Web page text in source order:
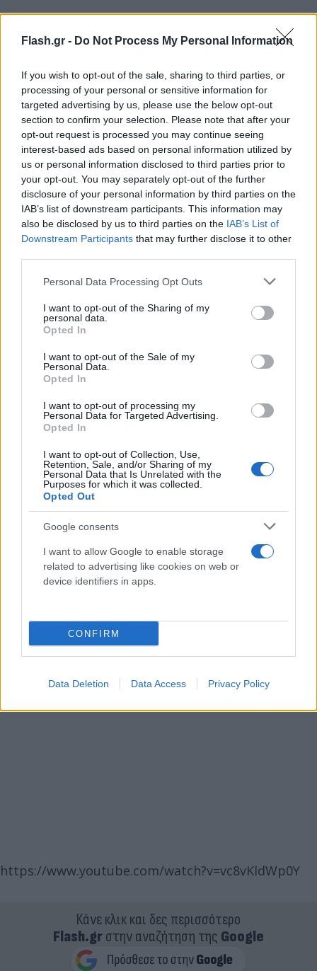
Flash.gr - Do Not Process My Personal Information
If you wish to opt-out of the sale, sharing to third parties, or
processing of your personal or sensitive information for
targeted advertising by us, please use the below opt-out
section to confirm your selection. Please note that after your
opt-out request is processed you may continue seeing
interest-based ads based on personal information utilized by
us or personal information disclosed to third parties prior to
your opt-out. You may separately opt-out of the further
disclosure of your personal information by third parties on the
IAB’s list of downstream participants. This information may
also be disclosed by us to third parties on the IAB’s List of
Downstream Participants that may further disclose it to other
Please note that this website/app uses one or more Google
not limited to your visit or usage behaviour. You may click to
grant or deny consent to Google and its third-party tags to
use your data for below specified purposes in below Google
consent section.
Personal Data Processing Opt Outs
I want to opt-out of the Sharing of my
personal data.
Opted In
I want to opt-out of the Sale of my
Personal Data.
Opted In
I want to opt-out of processing my
Personal Data for Targeted Advertising.
Opted In
I want to opt-out of Collection, Use,
Retention, Sale, and/or Sharing of my
Personal Data that Is Unrelated with the
Purposes for which it was collected.
Opted Out
Google consents
I want to allow Google to enable storage
related to advertising like cookies on web or
device identifiers in apps.
CONFIRM
Data Deletion Data Access Privacy Policy
Ανέφερε ακόμη πως «το 2020 γίνονταν 38 άρσεις
απορρήτου την ημέρα και τα τελευταία χρόνια
έγιναν πάνω από 100.000 ‘επισυνδέσεις' και αν
προστεθούν και οι επαφές των τηλεφώνων αυτών
τότε πρόκειται για εκατομμύρια τηλεφωνικών
παρακολουθήσεων».
Δελής, είναι πως «ένα σκοτεινό θεσμικό πλαίσιο
από νόμους, οδηγίες της ΕΕ και διακρατικές
συμφωνίες επιτρέπουν στις κυβερνήσεις να κάνουν
θεσμικό πλαίσιο μένει εκτός της αντιπαράθεσης
ΝΔ, ΣΥΡΙΖΑ και ΠΑΣΟΚ, διότι το ψήφισαν».
https://www.youtube.com/watch?v=vc8vKldWp0Y
Κάνε κλικ και δες περισσότερο
Flash.grστην αναζήτηση της Google